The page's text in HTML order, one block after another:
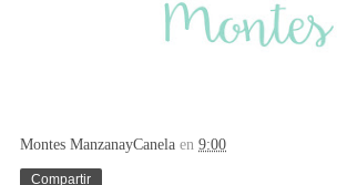
Montes ManzanayCanela en 9:00
Compartir